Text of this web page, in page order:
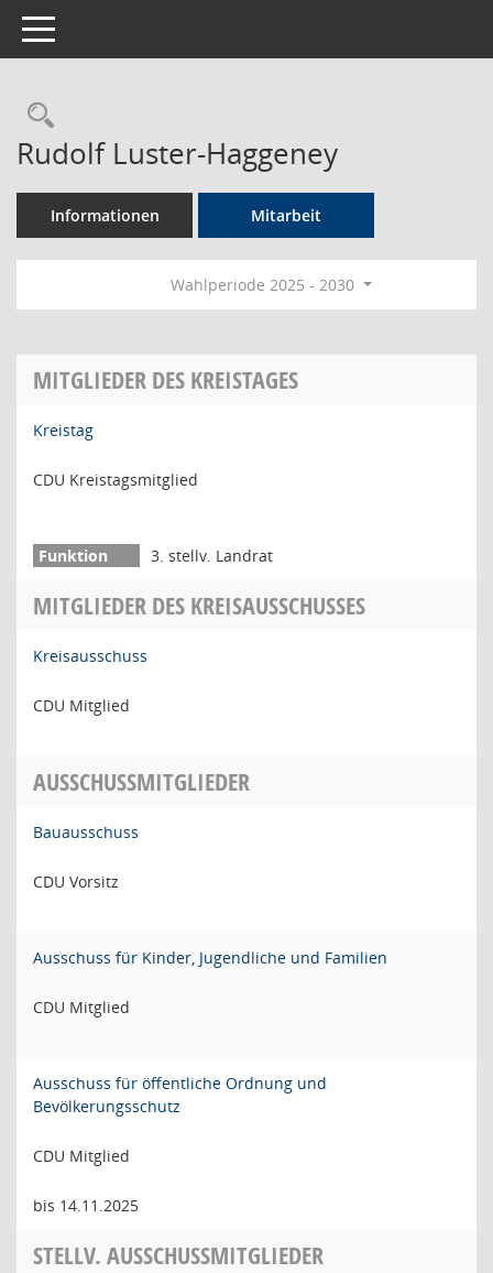
Toggle navigation
Rechercheauswahl
Rudolf Luster-Haggeney
Informationen Mitarbeit
Wahlperiode 2025 - 2030
MITGLIEDER DES KREISTAGES
Kreistag
CDU Kreistagsmitglied
3. stellv. Landrat
MITGLIEDER DES KREISAUSSCHUSSES
Kreisausschuss
CDU Mitglied
AUSSCHUSSMITGLIEDER
Bauausschuss
CDU Vorsitz
Ausschuss für Kinder, Jugendliche und Familien
CDU Mitglied
Ausschuss für öffentliche Ordnung und
Bevölkerungsschutz
CDU Mitglied
bis 14.11.2025
STELLV. AUSSCHUSSMITGLIEDER